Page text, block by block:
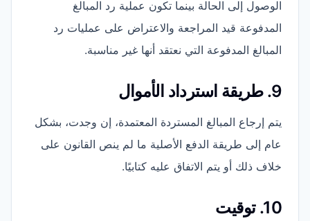
الوصول إلى الحالة بينما تكون عملية رد المبالغ
المدفوعة قيد المراجعة والاعتراض على عمليات رد
المبالغ المدفوعة التي نعتقد أنها غير مناسبة.
9. طريقة استرداد الأموال
يتم إرجاع المبالغ المستردة المعتمدة، إن وجدت، بشكل
عام إلى طريقة الدفع الأصلية ما لم ينص القانون على
خلاف ذلك أو يتم الاتفاق عليه كتابيًا.
10. توقيت